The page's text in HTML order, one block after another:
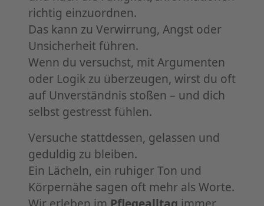
richtig einzuordnen.
Das kann zu Verwirrung, Angst oder
Unsicherheit führen.
Wenn du versuchst, mit Argumenten
oder Logik zu überzeugen, wirst du oft
auf Unverständnis stoßen – und dich
selbst gestresst fühlen.
Versuche stattdessen, gelassen und
geduldig zu bleiben.
Ein Lächeln, ein ruhiger Ton und
Körpernähe sagen oft mehr als Worte.